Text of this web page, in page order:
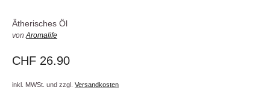
Ätherisches Öl
vonAromalife
CHF 26.90
inkl. MWSt. und zzgl. Versandkosten